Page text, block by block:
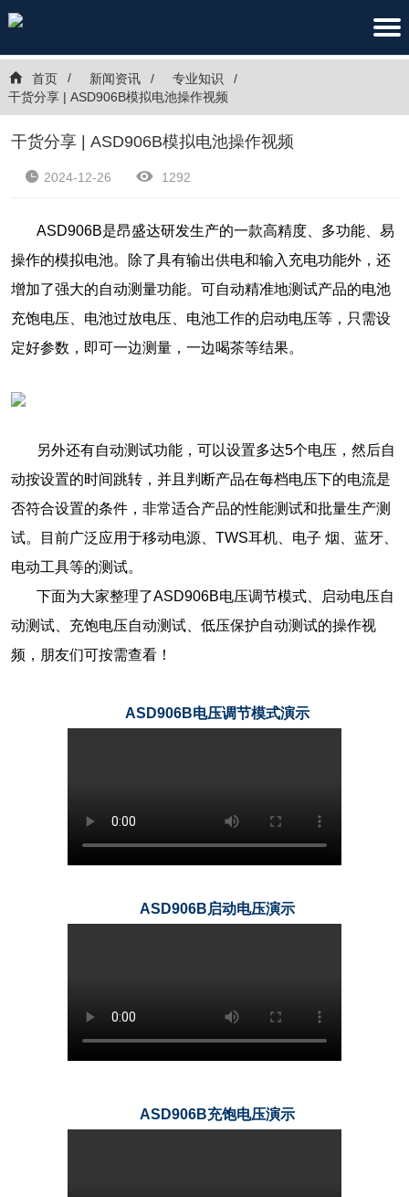
首页 新闻资讯
专业知识
干货分享 | ASD906B模拟电池操作视频
干货分享 | ASD906B模拟电池操作视频
2024-12-26 1292
ASD906B是昂盛达研发生产的一款高精度、多功能、易
操作的模拟电池。除了具有输出供电和输入充电功能外，还
增加了强大的自动测量功能。可自动精准地测试产品的电池
充饱电压、电池过放电压、电池工作的启动电压等，只需设
定好参数，即可一边测量，一边喝茶等结果。
另外还有自动测试功能，可以设置多达5个电压，然后自
动按设置的时间跳转，并且判断产品在每档电压下的电流是
否符合设置的条件，非常适合产品的性能测试和批量生产测
试。目前广泛应用于移动电源、TWS耳机、电子 烟、蓝牙、
电动工具等的测试。
下面为大家整理了ASD906B电压调节模式、启动电压自
动测试、充饱电压自动测试、低压保护自动测试的操作视
频，朋友们可按需查看！
ASD906B电压调节模式演示
ASD906B启动电压演示
ASD906B充饱电压演示